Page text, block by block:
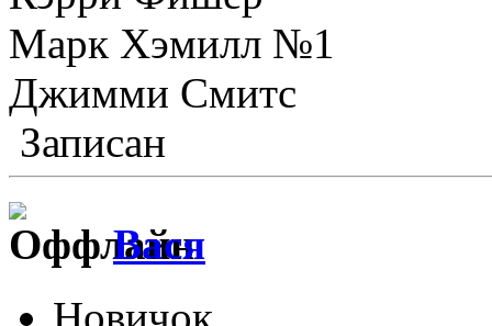
Марк Хэмилл №1
Джимми Смитс
Записан
Вася